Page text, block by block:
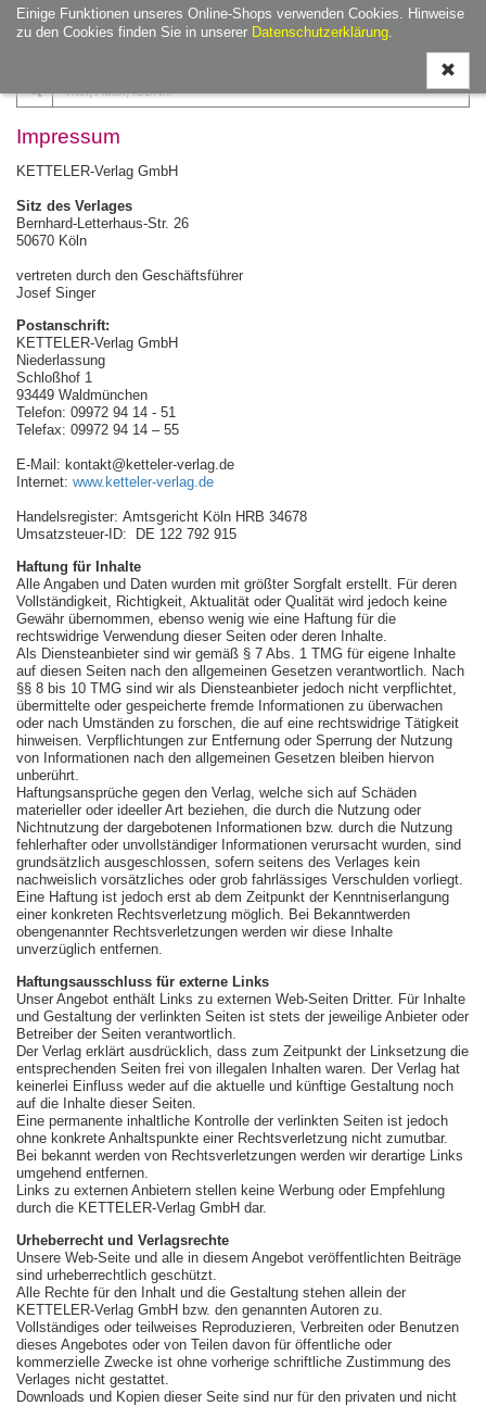
Einige Funktionen unseres Online-Shops verwenden Cookies. Hinweise
zu den Cookies finden Sie in unserer Datenschutzerklärung.
ein-/
Impressum
KETTELER-Verlag GmbH
Sitz des Verlages
Bernhard-Letterhaus-Str. 26
50670 Köln
vertreten durch den Geschäftsführer
Josef Singer
Postanschrift:
KETTELER-Verlag GmbH
Niederlassung
Schloßhof 1
93449 Waldmünchen
Telefon: 09972 94 14 - 51
Telefax: 09972 94 14 – 55
E-Mail: kontakt@ketteler-verlag.de
Internet: www.ketteler-verlag.de
Handelsregister: Amtsgericht Köln HRB 34678
Umsatzsteuer-ID: DE 122 792 915
Haftung für Inhalte
Alle Angaben und Daten wurden mit größter Sorgfalt erstellt. Für deren
Vollständigkeit, Richtigkeit, Aktualität oder Qualität wird jedoch keine
Gewähr übernommen, ebenso wenig wie eine Haftung für die
rechtswidrige Verwendung dieser Seiten oder deren Inhalte.
Als Diensteanbieter sind wir gemäß § 7 Abs. 1 TMG für eigene Inhalte
auf diesen Seiten nach den allgemeinen Gesetzen verantwortlich. Nach
§§ 8 bis 10 TMG sind wir als Diensteanbieter jedoch nicht verpflichtet,
übermittelte oder gespeicherte fremde Informationen zu überwachen
oder nach Umständen zu forschen, die auf eine rechtswidrige Tätigkeit
hinweisen. Verpflichtungen zur Entfernung oder Sperrung der Nutzung
von Informationen nach den allgemeinen Gesetzen bleiben hiervon
unberührt.
Haftungsansprüche gegen den Verlag, welche sich auf Schäden
materieller oder ideeller Art beziehen, die durch die Nutzung oder
Nichtnutzung der dargebotenen Informationen bzw. durch die Nutzung
fehlerhafter oder unvollständiger Informationen verursacht wurden, sind
grundsätzlich ausgeschlossen, sofern seitens des Verlages kein
nachweislich vorsätzliches oder grob fahrlässiges Verschulden vorliegt.
Eine Haftung ist jedoch erst ab dem Zeitpunkt der Kenntniserlangung
einer konkreten Rechtsverletzung möglich. Bei Bekanntwerden
obengenannter Rechtsverletzungen werden wir diese Inhalte
unverzüglich entfernen.
Haftungsausschluss für externe Links
Unser Angebot enthält Links zu externen Web-Seiten Dritter. Für Inhalte
und Gestaltung der verlinkten Seiten ist stets der jeweilige Anbieter oder
Betreiber der Seiten verantwortlich.
Der Verlag erklärt ausdrücklich, dass zum Zeitpunkt der Linksetzung die
entsprechenden Seiten frei von illegalen Inhalten waren. Der Verlag hat
keinerlei Einfluss weder auf die aktuelle und künftige Gestaltung noch
auf die Inhalte dieser Seiten.
Eine permanente inhaltliche Kontrolle der verlinkten Seiten ist jedoch
ohne konkrete Anhaltspunkte einer Rechtsverletzung nicht zumutbar.
Bei bekannt werden von Rechtsverletzungen werden wir derartige Links
umgehend entfernen.
Links zu externen Anbietern stellen keine Werbung oder Empfehlung
durch die KETTELER-Verlag GmbH dar.
Urheberrecht und Verlagsrechte
Unsere Web-Seite und alle in diesem Angebot veröffentlichten Beiträge
sind urheberrechtlich geschützt.
Alle Rechte für den Inhalt und die Gestaltung stehen allein der
KETTELER-Verlag GmbH bzw. den genannten Autoren zu.
Vollständiges oder teilweises Reproduzieren, Verbreiten oder Benutzen
dieses Angebotes oder von Teilen davon für öffentliche oder
kommerzielle Zwecke ist ohne vorherige schriftliche Zustimmung des
Verlages nicht gestattet.
Downloads und Kopien dieser Seite sind nur für den privaten und nicht